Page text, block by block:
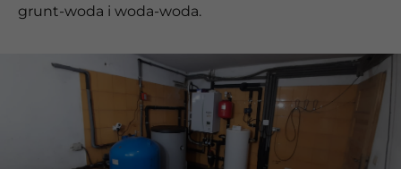
grunt-woda i woda-woda.